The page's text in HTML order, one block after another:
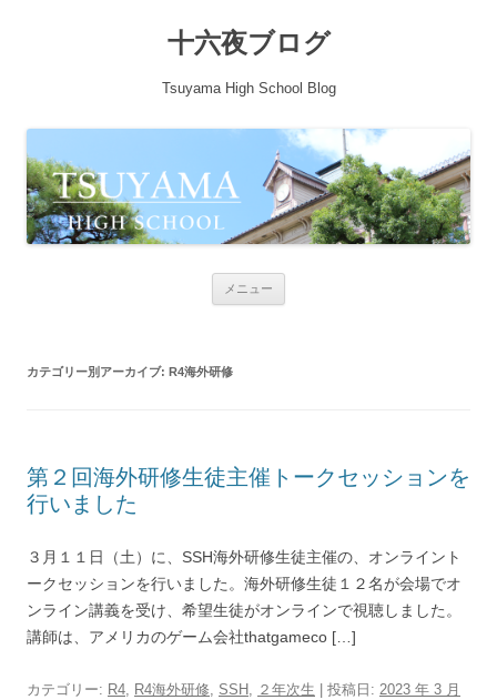
十六夜ブログ
Tsuyama High School Blog
メニュー
カテゴリー別アーカイブ: R4海外研修
第２回海外研修生徒主催トークセッションを
行いました
３月１１日（土）に、SSH海外研修生徒主催の、オンライント
ークセッションを行いました。海外研修生徒１２名が会場でオ
ンライン講義を受け、希望生徒がオンラインで視聴しました。
講師は、アメリカのゲーム会社thatgameco […]
カテゴリー: R4, R4海外研修, SSH , ２年次生 | 投稿日: 2023 年 3 月